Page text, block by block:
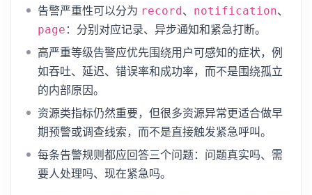
告警严重性可以分为 record、 notification、
page ：分别对应记录、异步通知和紧急打断。
高严重等级告警应优先围绕用户可感知的症状，例
如吞吐、延迟、错误率和成功率，而不是围绕孤立
的内部原因。
资源类指标仍然重要，但很多资源异常更适合做早
期预警或调查线索，而不是直接触发紧急呼叫。
每条告警规则都应回答三个问题：问题真实吗、需
要人处理吗、现在紧急吗。